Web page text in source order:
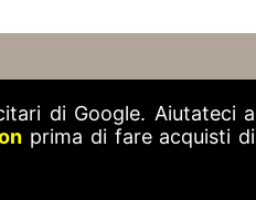
di Google. Aiutateci a
prima di fare acquisti di